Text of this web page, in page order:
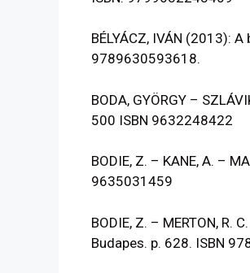
BÉLYÁCZ, IVÁN (2013):
9789630593618.
BODA, GYÖRGY –
500 ISBN 9632248422
BODIE, Z. – KANE, A. –
9635031459
BODIE, Z. – MERTON, R.
Budapes. p. 628. ISBN